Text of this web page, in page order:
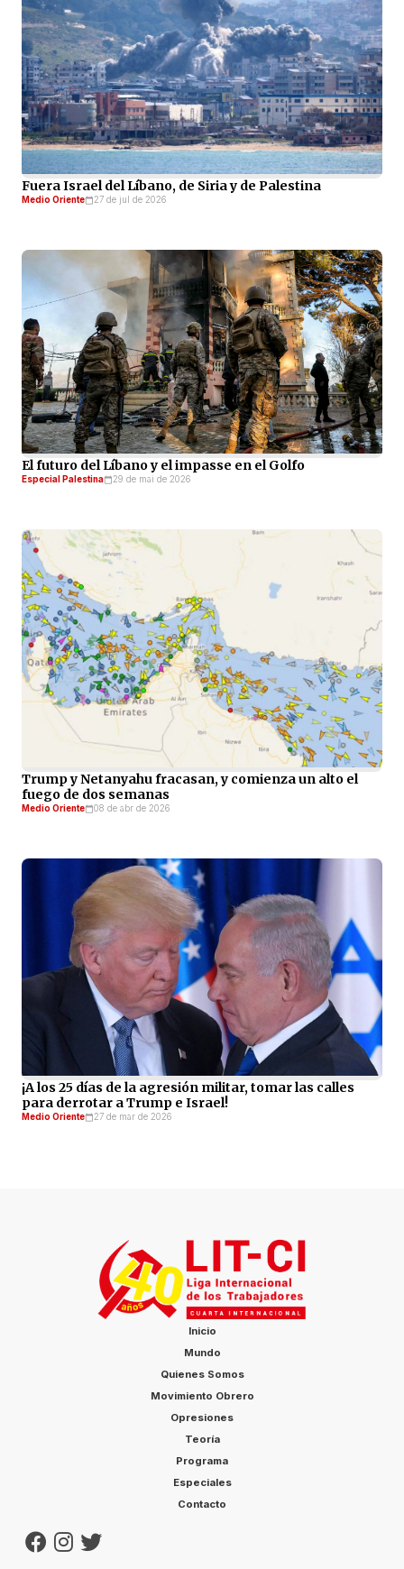
Fuera Israel del Líbano, de Siria y de Palestina
Medio Oriente 27 de jul de 2026
El futuro del Líbano y el impasse en el Golfo
Especial Palestina 29 de mai de 2026
Trump y Netanyahu fracasan, y comienza un alto el
fuego de dos semanas
Medio Oriente 08 de abr de 2026
¡A los 25 días de la agresión militar, tomar las calles
para derrotar a Trump e Israel!
Medio Oriente 27 de mar de 2026
Inicio
Mundo
Quienes Somos
Movimiento Obrero
Opresiones
Teoría
Programa
Especiales
Contacto